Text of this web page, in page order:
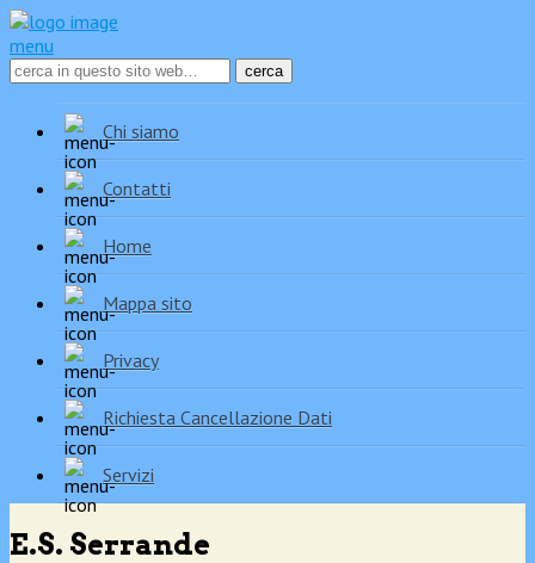
menu
Chi siamo
Contatti
Home
Mappa sito
Privacy
Richiesta Cancellazione Dati
Servizi
E.S. Serrande